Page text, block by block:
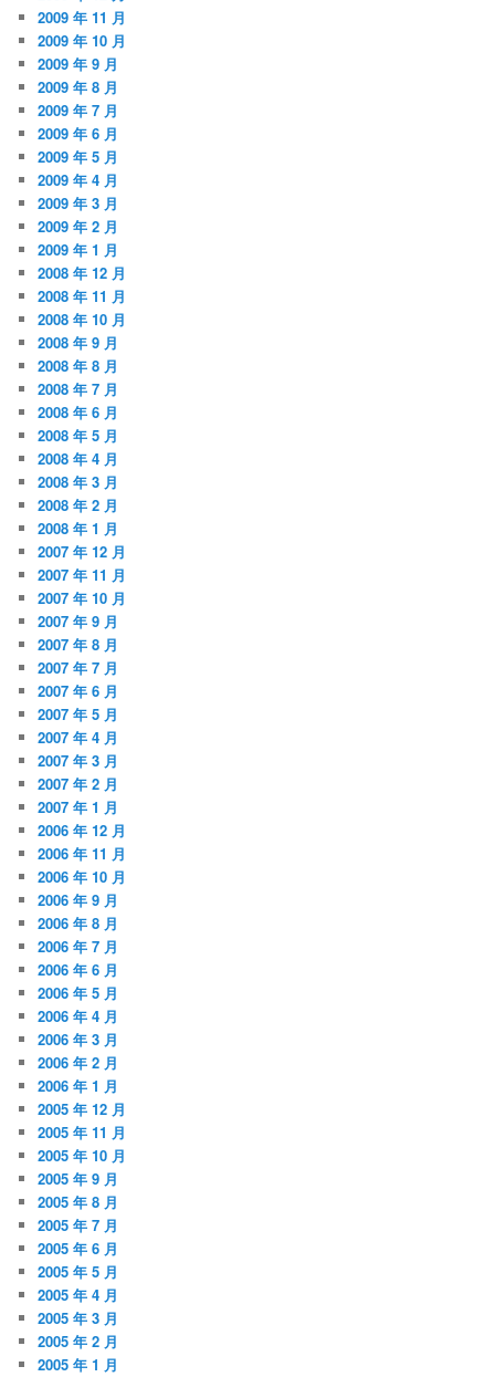
2009 年 11 月
2009 年 10 月
2009 年 9 月
2009 年 8 月
2009 年 7 月
2009 年 6 月
2009 年 5 月
2009 年 4 月
2009 年 3 月
2009 年 2 月
2009 年 1 月
2008 年 12 月
2008 年 11 月
2008 年 10 月
2008 年 9 月
2008 年 8 月
2008 年 7 月
2008 年 6 月
2008 年 5 月
2008 年 4 月
2008 年 3 月
2008 年 2 月
2008 年 1 月
2007 年 12 月
2007 年 11 月
2007 年 10 月
2007 年 9 月
2007 年 8 月
2007 年 7 月
2007 年 6 月
2007 年 5 月
2007 年 4 月
2007 年 3 月
2007 年 2 月
2007 年 1 月
2006 年 12 月
2006 年 11 月
2006 年 10 月
2006 年 9 月
2006 年 8 月
2006 年 7 月
2006 年 6 月
2006 年 5 月
2006 年 4 月
2006 年 3 月
2006 年 2 月
2006 年 1 月
2005 年 12 月
2005 年 11 月
2005 年 10 月
2005 年 9 月
2005 年 8 月
2005 年 7 月
2005 年 6 月
2005 年 5 月
2005 年 4 月
2005 年 3 月
2005 年 2 月
2005 年 1 月